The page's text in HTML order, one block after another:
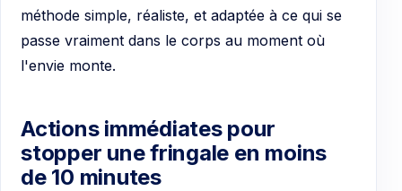
méthode simple, réaliste, et adaptée à ce qui se
passe vraiment dans le corps au moment où
l'envie monte.
Actions immédiates pour
stopper une fringale en moins
de 10 minutes